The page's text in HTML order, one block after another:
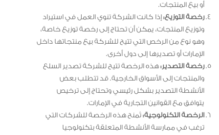
أو بيع المنتجات.
رخصة التوزيع:إذا كانت الشركة تنوي العمل في استيراد
وتوزيع المنتجات، يمكن أن تحتاج إلى رخصة توزيع خاصة،
وهو نوع من الرخص التي تتيح للشركة بيع منتجاتها داخل
الإمارات أو تصديرها إلى دول أخرى.
رخصة التصدير:هذه الرخصة تتيح للشركة تصدير السلع
والمنتجات إلى الأسواق الخارجية. قد تتطلب بعض
الأنشطة التصدير بشكل رئيسي وتحتاج إلى ترخيص
يتوافق مع القوانين التجارية في الإمارات.
الرخصة التكنولوجية:تُمنح هذه الرخصة للشركات التي
ترغب في ممارسة الأنشطة المتعلقة بتكنولوجيا